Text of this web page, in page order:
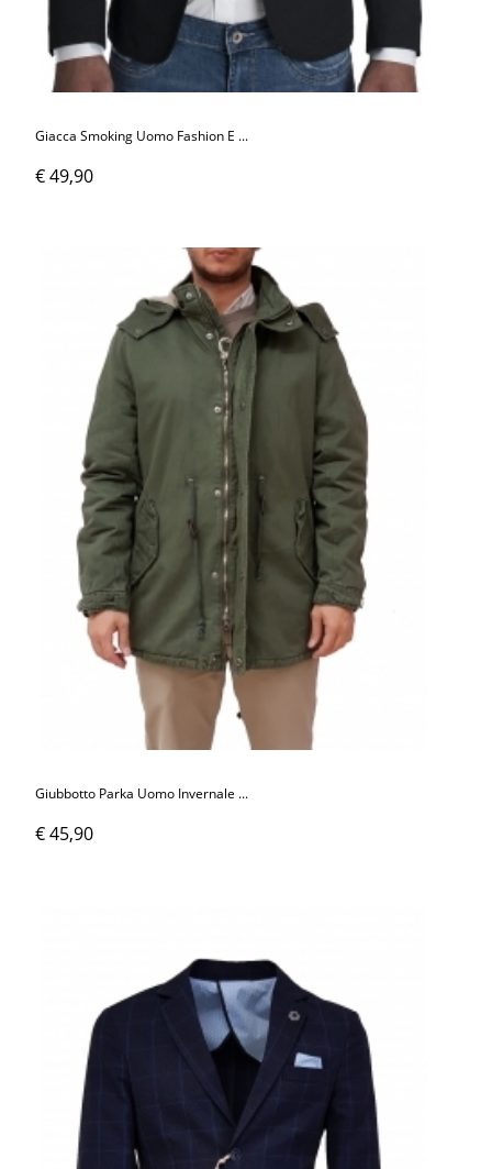
Giacca Smoking Uomo Fashion E ...
€ 49,90
Giubbotto Parka Uomo Invernale ...
€ 45,90